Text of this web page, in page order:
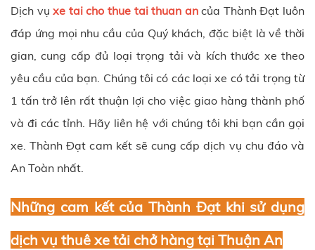
Dịch vụxe tai cho thue tai thuan ancủa Thành Đạt luôn
đáp ứng mọi nhu cầu của Quý khách, đặc biệt là về thời
gian, cung cấp đủ loại trọng tải và kích thước xe theo
yêu cầu của bạn. Chúng tôi có các loại xe có tải trọng từ
1 tấn trở lên rất thuận lợi cho việc giao hàng thành phố
và đi các tỉnh. Hãy liên hệ với chúng tôi khi bạn cần gọi
xe. Thành Đạt cam kết sẽ cung cấp dịch vụ chu đáo và
An Toàn nhất.
Những cam kết của Thành Đạt khi sử dụng
dịch vụ thuê xe tải chở hàng tại Thuận An